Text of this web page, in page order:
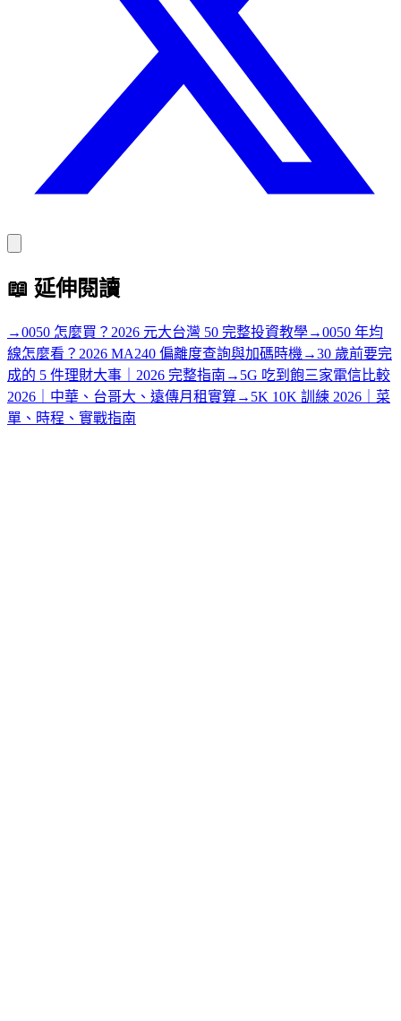
📖 延伸閱讀
→0050 怎麼買？2026 元大台灣 50 完整投資教學→0050 年均
線怎麼看？2026 MA240 偏離度查詢與加碼時機 →30 歲前要完
成的 5 件理財大事｜2026 完整指南 → 5G 吃到飽三家電信比較
2026｜中華、台哥大、遠傳月租實算→ 5K 10K 訓練 2026｜菜
單、時程、實戰指南